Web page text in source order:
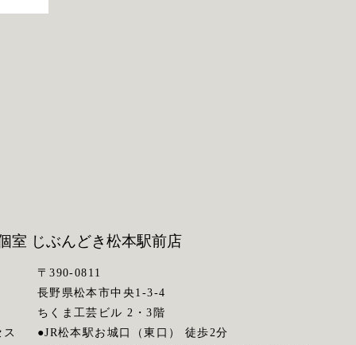
室 じぶんどき松本駅前店
〒390-0811
長野県松本市中央1-3-4
ちくま工芸ビル 2・3階
●JR松本駅お城口（東口） 徒歩2分